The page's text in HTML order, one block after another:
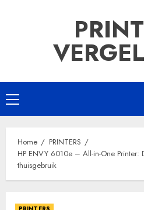
Primair
menu
Home
PRINTERS
HP ENVY 6010e – All-in-One
thuisgebruik